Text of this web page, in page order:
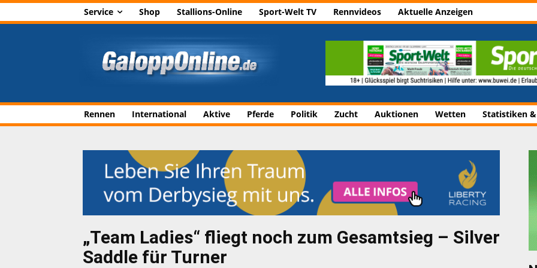
Service Shop Stallions-Online Sport-Welt TV Rennvideos Aktuelle Anzeigen
Rennen International Aktive Pferde Politik Zucht Auktionen Wetten Statistiken
„Team Ladies“ fliegt noch zum Gesamtsieg – Silver
Saddle für Turner